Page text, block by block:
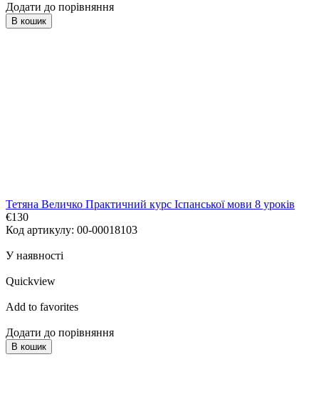
Додати до порівняння
В кошик
Тетяна Величко Практичний курс Іспанської мови 8 уроків
€130
Код артикулу: 00-00018103
У наявності
Quickview
Add to favorites
Додати до порівняння
В кошик